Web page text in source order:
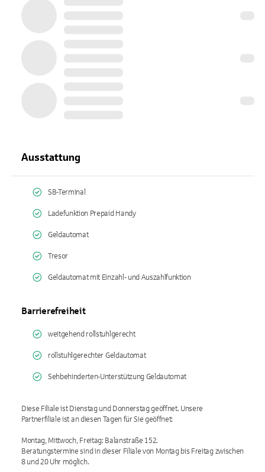
Ausstattung
SB-Terminal
Ladefunktion Prepaid Handy
Geldautomat
Tresor
Geldautomat mit Einzahl- und Auszahlfunktion
Barrierefreiheit
weitgehend rollstuhlgerecht
rollstuhlgerechter Geldautomat
Sehbehinderten-Unterstützung Geldautomat
Diese Filiale ist Dienstag und Donnerstag geöffnet. Unsere
Partnerfiliale ist an diesen Tagen für Sie geöffnet:
Montag, Mittwoch, Freitag: Balanstraße 152.
Beratungstermine sind in dieser Filiale von Montag bis Freitag zwischen
8 und 20 Uhr möglich.